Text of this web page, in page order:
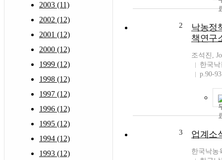
2003 (11)
2002 (12)
2001 (12)
2000 (12)
1999 (12)
1998 (12)
1997 (12)
1996 (12)
1995 (12)
1994 (12)
1993 (12)
2
낙농정
책연구
조석진,
한국
p.90-93
3 업계소
한국낙농